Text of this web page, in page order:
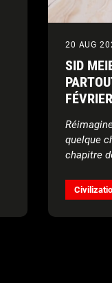
20 AUG
SID
quelque
chapitre